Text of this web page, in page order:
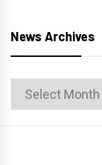
News Archives
News
Archives